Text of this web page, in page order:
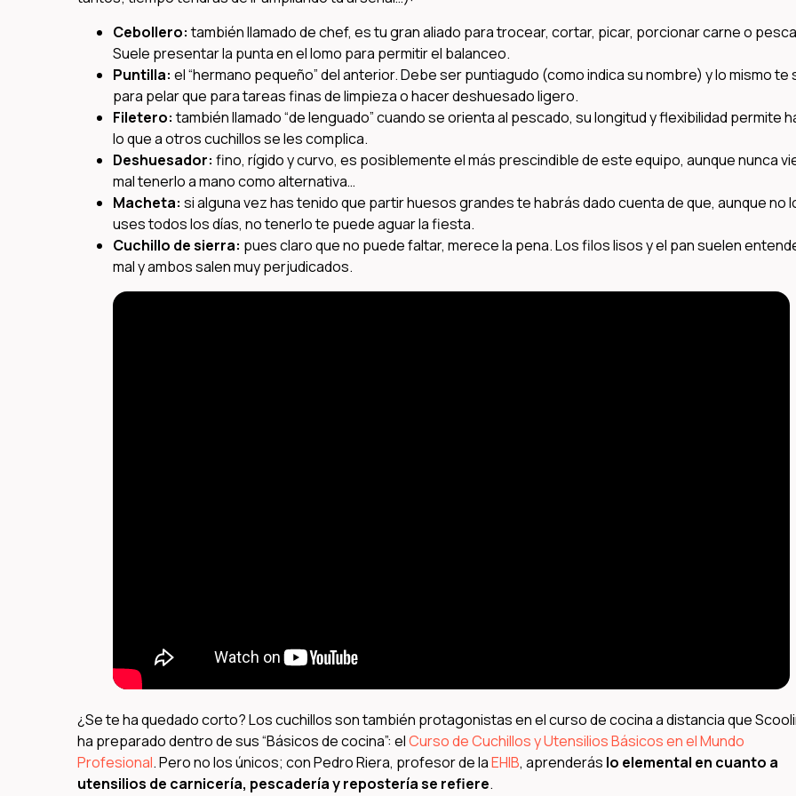
Cebollero:también llamado de chef, es tu gran aliado para trocear, cortar, picar, porcionar carne o
Suele presentar la punta en el lomo para permitir el balanceo.
Puntilla: el “hermano pequeño” del anterior. Debe ser puntiagudo (como indica su nombre) y lo mismo te
para pelar que para tareas finas de limpieza o hacer deshuesado ligero.
Filetero:también llamado “de lenguado” cuando se orienta al pescado, su longitud y flexibilidad permite
lo que a otros cuchillos se les complica.
Deshuesador: fino, rígido y curvo, es posiblemente el más prescindible de este equipo, aunque nunca
mal tenerlo a mano como alternativa…
Macheta: si alguna vez has tenido que partir huesos grandes te habrás dado cuenta de que, aunque no
uses todos los días, no tenerlo te puede aguar la fiesta.
Cuchillo de sierra: pues claro que no puede faltar, merece la pena. Los filos lisos y el pan suelen
mal y ambos salen muy perjudicados.
¿Se te ha quedado corto? Los cuchillos son también protagonistas en el curso de cocina a distancia que
ha preparado dentro de sus “Básicos de cocina”: elCurso de Cuchillos y Utensilios Básicos en el Mundo
Profesional. Pero no los únicos; con Pedro Riera, profesor de laEHIB, aprenderás lo elemental en cuanto a
utensilios de carnicería, pescadería y repostería se refiere.